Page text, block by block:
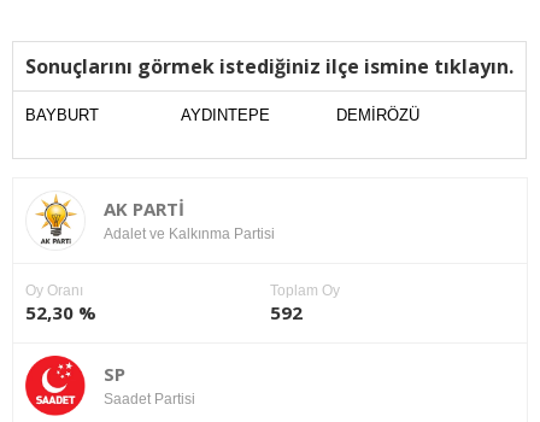
Sonuçlarını görmek istediğiniz ilçe ismine tıklayın.
BAYBURT AYDINTEPE DEMİRÖZÜ
AK PARTİ
Adalet ve Kalkınma Partisi
Oy Oranı
52,30 %
Toplam Oy
592
SP
Saadet Partisi